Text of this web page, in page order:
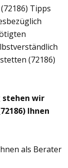
Tipps
(72186)
stehen wir
Ihnen
als Berater